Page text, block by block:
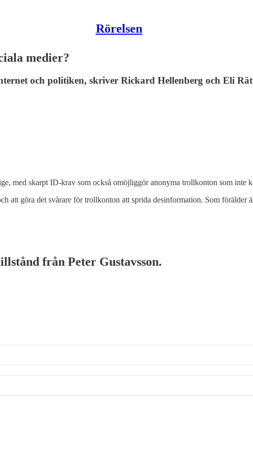
Rörelsen
medier?
och politiken, skriver Rickard Hellenberg och Eli
med skarpt ID-krav som också omöjliggör anonyma trollkonton som inte
att göra det svårare för trollkonton att sprida desinformation. Som
från Peter Gustavsson.